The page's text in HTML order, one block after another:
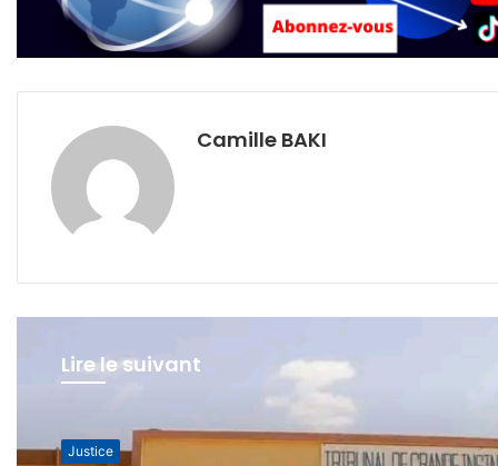
Camille BAKI
Lire le suivant